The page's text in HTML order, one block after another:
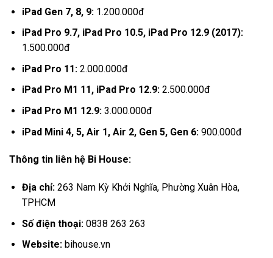
iPad Gen 7, 8, 9: 1.200.000đ
iPad Pro 9.7, iPad Pro 10.5, iPad Pro 12.9 (2017):
1.500.000đ
iPad Pro 11:2.000.000đ
iPad Pro M1 11, iPad Pro 12.9: 2.500.000đ
iPad Pro M1 12.9: 3.000.000đ
iPad Mini 4, 5, Air 1, Air 2, Gen 5, Gen 6: 900.000đ
Thông tin liên hệ Bi House:
Địa chỉ: 263 Nam Kỳ Khởi Nghĩa, Phường Xuân Hòa,
TPHCM
Số điện thoại:0838 263 263
Website:bihouse.vn